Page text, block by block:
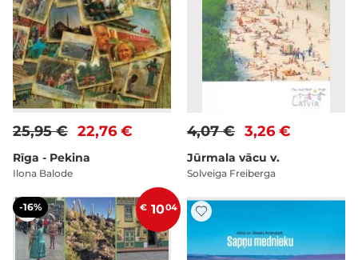
22,76 €
25,95 €
Rīga - Pekina
Ilona Balode
3,26 €
4,07 €
Jūrmala vācu v.
Solveiga Freiberga
-16% € 1004